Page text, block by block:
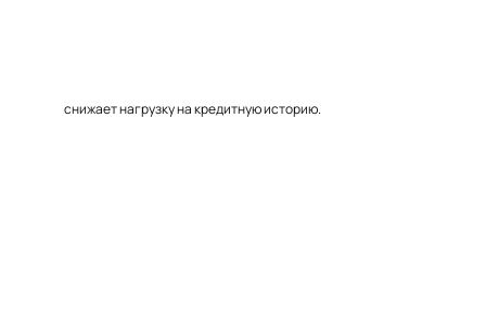
снижает нагрузку на кредитную историю.